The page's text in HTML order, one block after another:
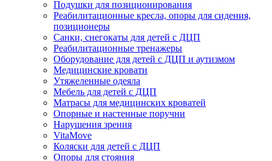
Подушки для позиционирования
Реабилитационные кресла, опоры для сидения,
позиционеры
Санки, снегокаты для детей с ДЦП
Реабилитационные тренажеры
Оборудование для детей с ДЦП и аутизмом
Медицинские кровати
Утяжеленные одеяла
Мебель для детей с ДЦП
Матрасы для медицинских кроватей
Опорные и настенные поручни
Нарушения зрения
VitaMove
Коляски для детей с ДЦП
Опоры для стояния